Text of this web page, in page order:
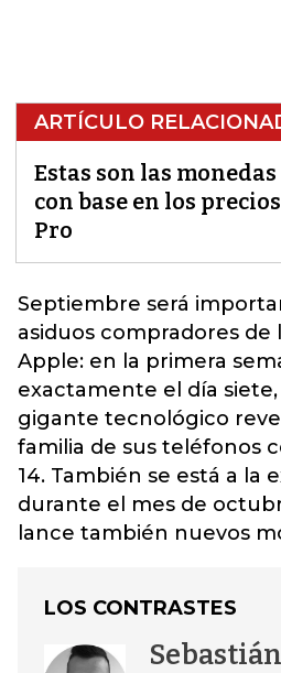
ARTÍCULO
Estas son las
con base en los
Pro
Septiembre será
asiduos compradores
Apple: en la primera
exactamente el día siete,
gigante tecnológico
familia de sus teléfonos
14. También se está a la
durante el mes de
lance también nuevos
LOS CONTRASTES